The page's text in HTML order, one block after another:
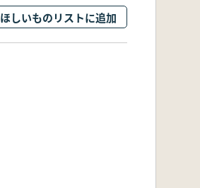
ほしいものリストに追加